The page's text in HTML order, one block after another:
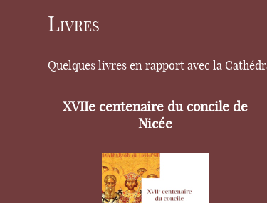
Livres
Quelques livres en rapport avec la
XVIIe centenaire du concile de
Nicée